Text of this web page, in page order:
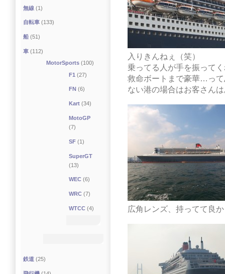
入りきんねぇ（笑）
乗ってる人が手を振って
救命ボートまで豪華…っ
ない港の場合はお客さん
広角レンズ、持ってて良
無線 (1)
自転車 (133)
船 (51)
車 (112)
MotorSports(100)
F1 (27)
FN (6)
Kart (34)
MotoGP
(7)
SF (1)
SuperGT
(13)
WEC (6)
WRC (7)
WTCC (4)
鉄道 (25)